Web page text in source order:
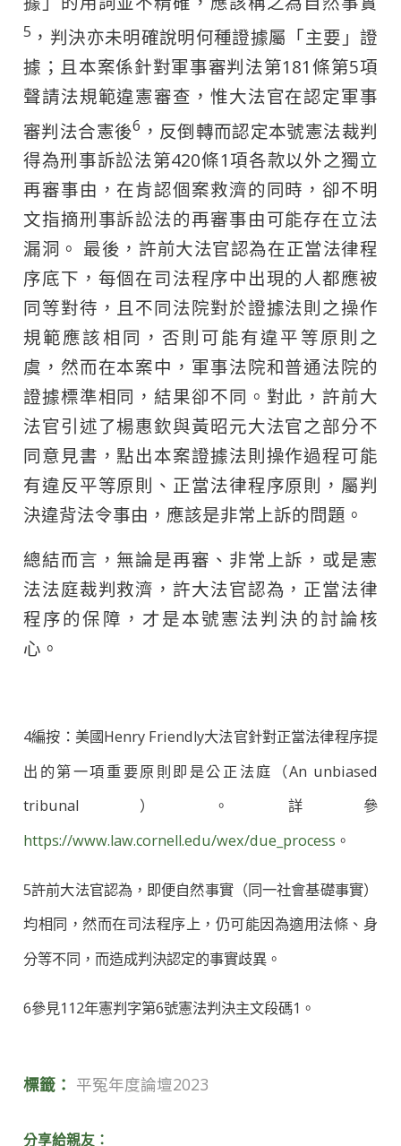
5 ，判決亦未明確說明何種證據屬「主要」證
據；且本案係針對軍事審判法第181條第5項
聲請法規範違憲審查，惟大法官在認定軍事
審判法合憲後6 ，反倒轉而認定本號憲法裁判
得為刑事訴訟法第420條1項各款以外之獨立
再審事由，在肯認個案救濟的同時，卻不明
文指摘刑事訴訟法的再審事由可能存在立法
漏洞。 最後，許前大法官認為在正當法律程
序底下，每個在司法程序中出現的人都應被
同等對待，且不同法院對於證據法則之操作
規範應該相同，否則可能有違平等原則之
虞，然而在本案中，軍事法院和普通法院的
證據標準相同，結果卻不同。對此，許前大
法官引述了楊惠欽與黃昭元大法官之部分不
同意見書，點出本案證據法則操作過程可能
有違反平等原則、正當法律程序原則，屬判
決違背法令事由，應該是非常上訴的問題。
總結而言，無論是再審、非常上訴，或是憲
法法庭裁判救濟，許大法官認為，正當法律
程序的保障，才是本號憲法判決的討論核
心。
4編按：美國Henry Friendly大法官針對正當法律程序提
出的第一項重要原則即是公正法庭（An unbiased
tribunal）。詳參
https://www.law.cornell.edu/wex/due_process 。
5許前大法官認為，即便自然事實（同一社會基礎事實）
均相同，然而在司法程序上，仍可能因為適用法條、身
分等不同，而造成判決認定的事實歧異。
6參見112年憲判字第6號憲法判決主文段碼1。
標籤： 平冤年度論壇2023
分享給親友：